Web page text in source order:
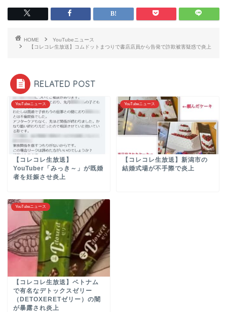
HOME
YouTubeニュース
【コレコレ生放送】コムドットまつりで書店店員から告発で詐欺被害疑惑で炎上
RELATED POST
YouTubeニュース
【コレコレ生放送】
YouTuber「みっき～」が既婚
者を妊娠させ炎上
YouTubeニュース
【コレコレ生放送】新潟市の
結婚式場が不手際で炎上
YouTubeニュース
【コレコレ生放送】ベトナム
で有名なデトックスゼリー
（DETOXERETゼリー）の闇
が暴露され炎上